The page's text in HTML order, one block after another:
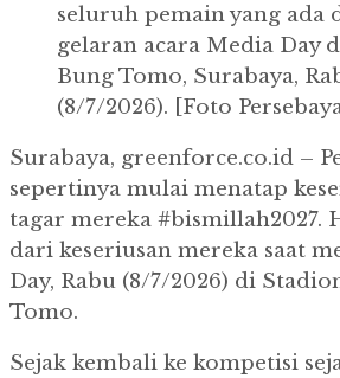
seluruh pemain yang ada
gelaran acara Media Day
Bung Tomo, Surabaya,
(8/7/2026). [Foto
Surabaya, greenforce.co.id –
sepertinya mulai menatap
tagar mereka #bismillah2027.
dari keseriusan mereka saat
Day, Rabu (8/7/2026) di
Tomo.
Sejak kembali ke kompetisi